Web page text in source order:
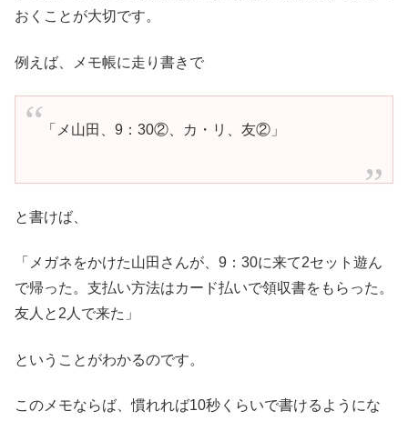
おくことが大切です。
例えば、メモ帳に走り書きで
「メ山田、9：30②、カ・リ、友②」
と書けば、
「メガネをかけた山田さんが、9：30に来て2セット遊ん
で帰った。支払い方法はカード払いで領収書をもらった。
友人と2人で来た」
ということがわかるのです。
このメモならば、慣れれば10秒くらいで書けるようにな